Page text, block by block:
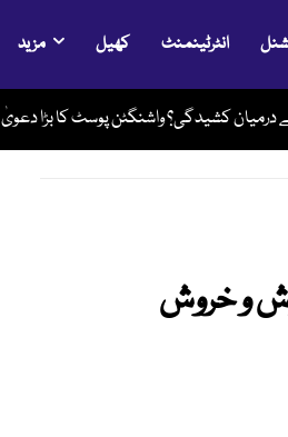
انٹرٹینمنٹ کھیل مزید
کے درمیان کشیدگی؟ واشنگٹن پوسٹ کا بڑا دعویٰ
پیدائشی نقص کامیابی سے دور
و خروش